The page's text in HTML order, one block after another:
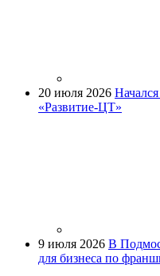
20 июля 2026
«Развитие-ЦТ»
9 июля 2026 В
для бизнеса по